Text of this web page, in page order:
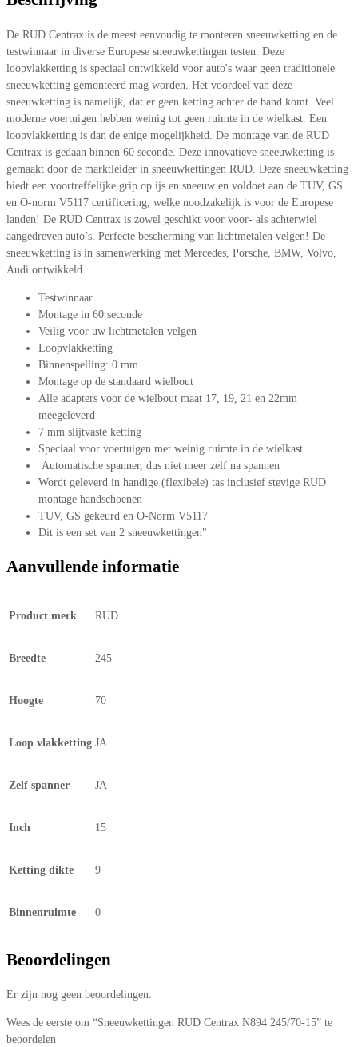
De RUD Centrax is de meest eenvoudig te monteren sneeuwketting en de
testwinnaar in diverse Europese sneeuwkettingen testen. Deze
loopvlakketting is speciaal ontwikkeld voor auto's waar geen traditionele
sneeuwketting gemonteerd mag worden. Het voordeel van deze
sneeuwketting is namelijk, dat er geen ketting achter de band komt. Veel
moderne voertuigen hebben weinig tot geen ruimte in de wielkast. Een
loopvlakketting is dan de enige mogelijkheid. De montage van de RUD
Centrax is gedaan binnen 60 seconde. Deze innovatieve sneeuwketting is
gemaakt door de marktleider in sneeuwkettingen RUD. Deze sneeuwketting
biedt een voortreffelijke grip op ijs en sneeuw en voldoet aan de TUV, GS
en O-norm V5117 certificering, welke noodzakelijk is voor de Europese
landen! De RUD Centrax is zowel geschikt voor voor- als achterwiel
aangedreven auto’s. Perfecte bescherming van lichtmetalen velgen! De
sneeuwketting is in samenwerking met Mercedes, Porsche, BMW, Volvo,
Audi ontwikkeld.
Testwinnaar
Montage in 60 seconde
Veilig voor uw lichtmetalen velgen
Loopvlakketting
Binnenspelling: 0 mm
Montage op de standaard wielbout
Alle adapters voor de wielbout maat 17, 19, 21 en 22mm
meegeleverd
7 mm slijtvaste ketting
Speciaal voor voertuigen met weinig ruimte in de wielkast
Automatische spanner, dus niet meer zelf na spannen
Wordt geleverd in handige (flexibele) tas inclusief stevige RUD
montage handschoenen
TUV, GS gekeurd en O-Norm V5117
Dit is een set van 2 sneeuwkettingen"
Aanvullende informatie
Product merk RUD
Breedte 245
Hoogte 70
Loop vlakketting JA
Zelf spanner JA
Inch 15
Ketting dikte 9
Binnenruimte 0
Beoordelingen
Er zijn nog geen beoordelingen.
Wees de eerste om “Sneeuwkettingen RUD Centrax N894 245/70-15” te
beoordelen